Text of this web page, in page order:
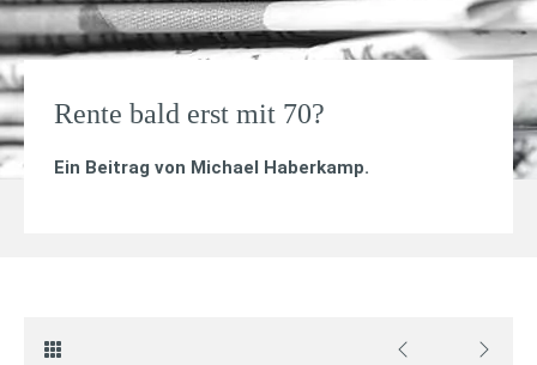
Rente bald erst mit 70?
Ein Beitrag von Michael Haberkamp.